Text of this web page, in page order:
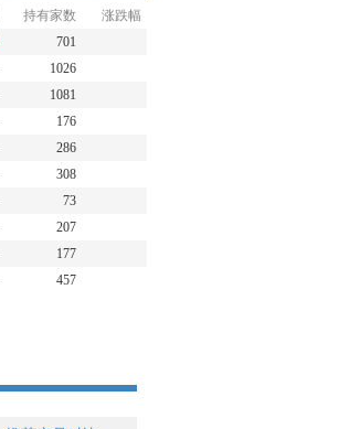
持有家数
涨跌幅
701
1026
1081
176
286
308
73
207
177
457